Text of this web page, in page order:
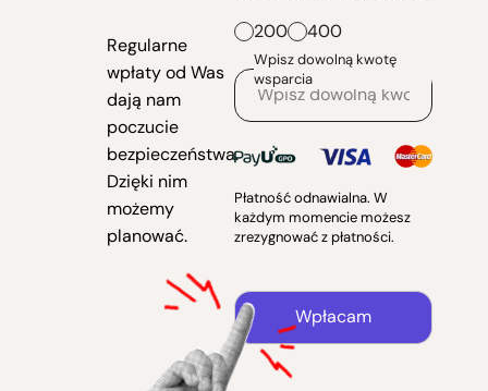
Regularne
wpłaty od Was
dają nam
poczucie
bezpieczeństwa.
Dzięki nim
możemy
planować.
200
400
Wpisz dowolną kwotę
wsparcia
Płatność odnawialna. W
każdym momencie możesz
zrezygnować z płatności.
Wpłacam